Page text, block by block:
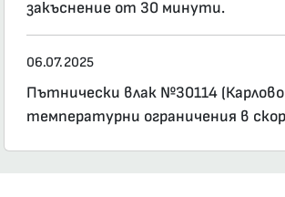
закъснение от 30 минути.
06.07.2025
Пътнически влак №30114
температурни ограничения в